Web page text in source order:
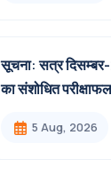
सूचना: सत्र
का संशोधित परीक्षाफल
5 Aug, 2026